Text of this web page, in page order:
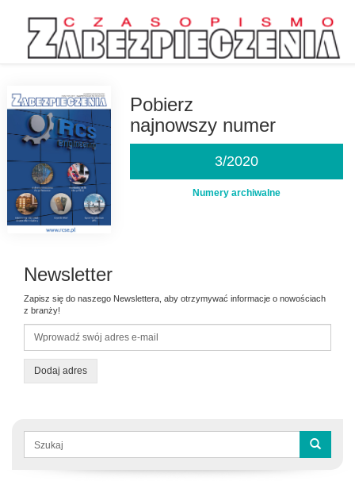
Przejdź
Pobierz
najnowszy numer
3/2020
Numery archiwalne
Newsletter
Zapisz się do naszego Newslettera, aby otrzymywać informacje o nowościach
z branży!
Dodaj adres
Formularz
wyszukiwania